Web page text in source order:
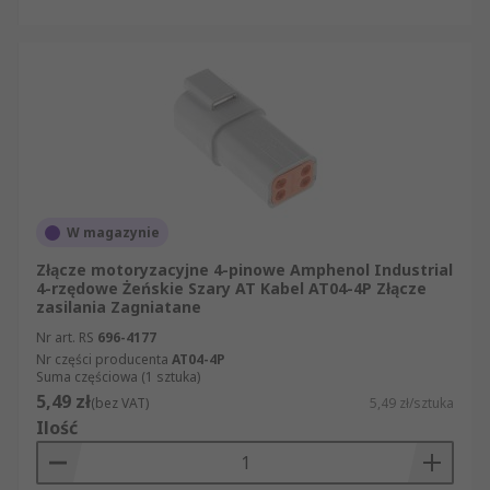
W magazynie
Złącze motoryzacyjne 4-pinowe Amphenol Industrial
4-rzędowe Żeńskie Szary AT Kabel AT04-4P Złącze
zasilania Zagniatane
Nr art. RS 696-4177
Nr części producenta AT04-4P
Suma częściowa (1 sztuka)
5,49 zł(bez VAT) 5,49 zł/sztuka
Ilość